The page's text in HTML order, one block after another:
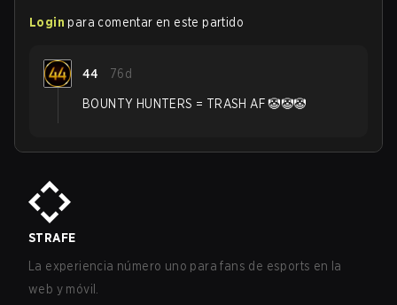
Login para comentar en este partido
44 76d
BOUNTY HUNTERS = TRASH AF 🤡🤡🤡
STRAFE
La experiencia número uno para fans de esports en la
web y móvil.